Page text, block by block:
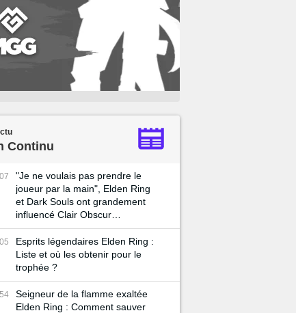
Continu
"Je ne voulais pas prendre le
joueur par la main", Elden Ring
et Dark Souls ont grandement
influencé Clair Obscur
Expedition 33
Esprits légendaires Elden Ring :
Liste et où les obtenir pour le
trophée ?
Seigneur de la flamme exaltée
Elden Ring : Comment sauver